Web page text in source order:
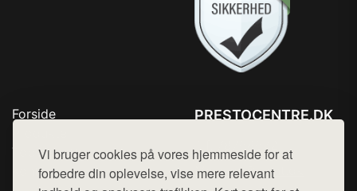
Vi bruger cookies på vores hjemmeside for at
forbedre din oplevelse, vise mere relevant
Forside
Top Rabatter
Kontakt
PRESTOCENTRE.DK
Mail: hej@want.dk